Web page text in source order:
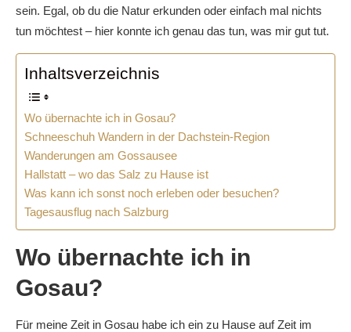
sein. Egal, ob du die Natur erkunden oder einfach mal nichts
tun möchtest – hier konnte ich genau das tun, was mir gut tut.
Inhaltsverzeichnis
Wo übernachte ich in Gosau?
Schneeschuh Wandern in der Dachstein-Region
Wanderungen am Gossausee
Hallstatt – wo das Salz zu Hause ist
Was kann ich sonst noch erleben oder besuchen?
Tagesausflug nach Salzburg
Wo übernachte ich in
Gosau?
Für meine Zeit in Gosau habe ich ein zu Hause auf Zeit im